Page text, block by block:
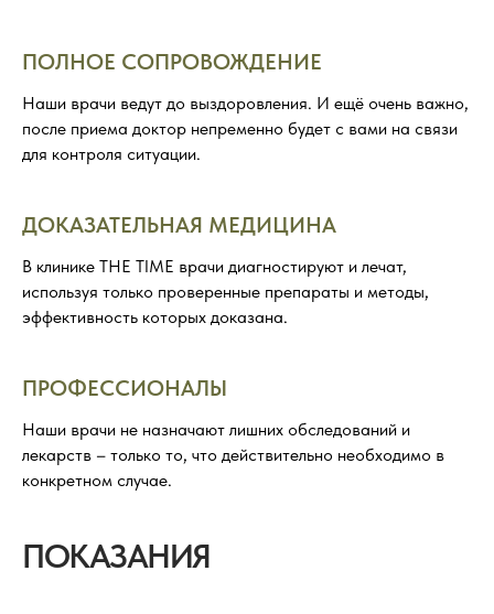
ПОЛНОЕ СОПРОВОЖДЕНИЕ
Наши врачи ведут до выздоровления. И ещё очень важно,
после приема доктор непременно будет с вами на связи
для контроля ситуации.
ДОКАЗАТЕЛЬНАЯ МЕДИЦИНА
В клинике THE TIME врачи диагностируют и лечат,
используя только проверенные препараты и методы,
эффективность которых доказана.
ПРОФЕССИОНАЛЫ
Наши врачи не назначают лишних обследований и
лекарств – только то, что действительно необходимо в
конкретном случае.
ПОКАЗАНИЯ